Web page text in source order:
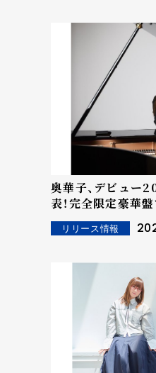
奥華子、デビュー
表！完全限定豪華
解禁！？
リリース情報